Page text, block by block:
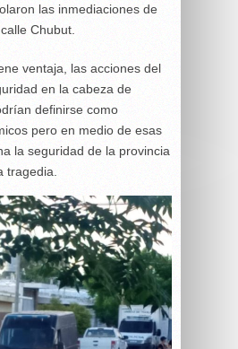
las inmediaciones de
calle Chubut.
ventaja, las acciones del
en la cabeza de
definirse como
pero en medio de esas
la seguridad de la provincia
tragedia.